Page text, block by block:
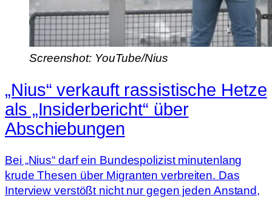
Screenshot: YouTube/Nius
„Nius“ verkauft rassistische Hetze
als „Insiderbericht“ über
Abschiebungen
Bei „Nius“ darf ein Bundespolizist minutenlang
krude Thesen über Migranten verbreiten. Das
Interview verstößt nicht nur gegen jeden Anstand,